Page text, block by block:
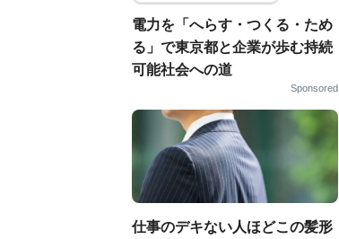
電力を「へらす・つくる・ため
る」で東京都と企業が歩む持続
可能社会への道
Sponsored
仕事のデキない人ほどこの髪形